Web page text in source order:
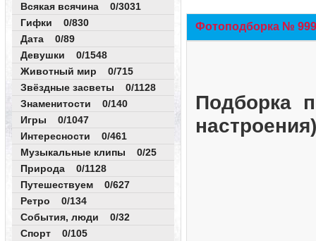
Всякая всячина 0/3031
Гифки 0/830
Дата 0/89
Девушки 0/1548
Животный мир 0/715
Звёздные засветы 0/1128
Знаменитости 0/140
Игры 0/1047
Интересности 0/461
Музыкальные клипы 0/25
Природа 0/1128
Путешествуем 0/627
Ретро 0/134
События, люди 0/32
Спорт 0/105
Фотоподборка №
Подборка